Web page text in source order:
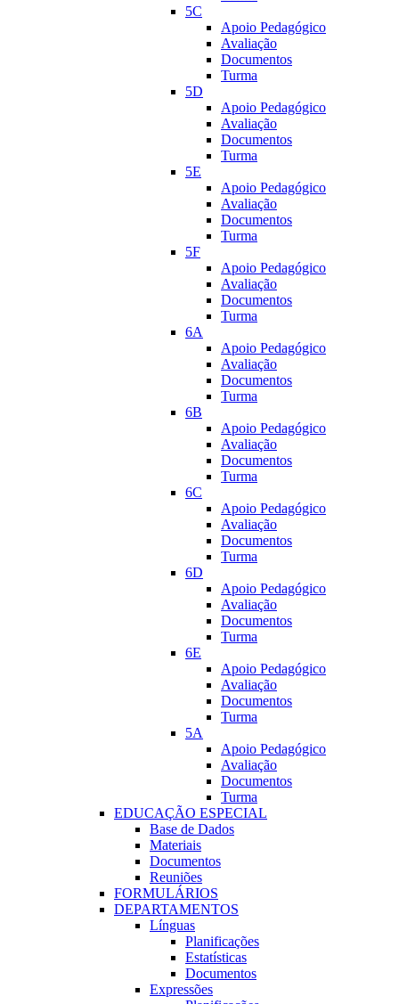
5C
Apoio Pedagógico
Avaliação
Documentos
Turma
5D
Apoio Pedagógico
Avaliação
Documentos
Turma
5E
Apoio Pedagógico
Avaliação
Documentos
Turma
5F
Apoio Pedagógico
Avaliação
Documentos
Turma
6A
Apoio Pedagógico
Avaliação
Documentos
Turma
6B
Apoio Pedagógico
Avaliação
Documentos
Turma
6C
Apoio Pedagógico
Avaliação
Documentos
Turma
6D
Apoio Pedagógico
Avaliação
Documentos
Turma
6E
Apoio Pedagógico
Avaliação
Documentos
Turma
5A
Apoio Pedagógico
Avaliação
Documentos
Turma
EDUCAÇÃO ESPECIAL
Base de Dados
Materiais
Documentos
Reuniões
FORMULÁRIOS
DEPARTAMENTOS
Línguas
Planificações
Estatísticas
Documentos
Expressões